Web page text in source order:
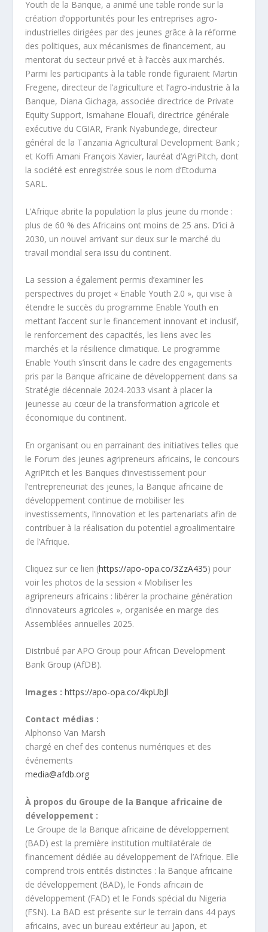
Youth de la Banque, a animé une table ronde sur la
création d’opportunités pour les entreprises agro-
industrielles dirigées par des jeunes grâce à la réforme
des politiques, aux mécanismes de financement, au
mentorat du secteur privé et à l’accès aux marchés.
Parmi les participants à la table ronde figuraient Martin
Fregene, directeur de l’agriculture et l’agro-industrie à la
Banque, Diana Gichaga, associée directrice de Private
Equity Support, Ismahane Elouafi, directrice générale
exécutive du CGIAR, Frank Nyabundege, directeur
général de la Tanzania Agricultural Development Bank ;
et Koffi Amani François Xavier, lauréat d’AgriPitch, dont
la société est enregistrée sous le nom d’Etoduma
SARL.
L’Afrique abrite la population la plus jeune du monde :
plus de 60 % des Africains ont moins de 25 ans. D’ici à
2030, un nouvel arrivant sur deux sur le marché du
travail mondial sera issu du continent.
La session a également permis d’examiner les
perspectives du projet « Enable Youth 2.0 », qui vise à
étendre le succès du programme Enable Youth en
mettant l’accent sur le financement innovant et inclusif,
le renforcement des capacités, les liens avec les
marchés et la résilience climatique. Le programme
Enable Youth s’inscrit dans le cadre des engagements
pris par la Banque africaine de développement dans sa
Stratégie décennale 2024-2033 visant à placer la
jeunesse au cœur de la transformation agricole et
économique du continent.
En organisant ou en parrainant des initiatives telles que
le Forum des jeunes agripreneurs africains, le concours
AgriPitch et les Banques d’investissement pour
l’entrepreneuriat des jeunes, la Banque africaine de
développement continue de mobiliser les
investissements, l’innovation et les partenariats afin de
contribuer à la réalisation du potentiel agroalimentaire
de l’Afrique.
Cliquez sur ce lien (https://apo-opa.co/3ZzA435) pour
voir les photos de la session « Mobiliser les
agripreneurs africains : libérer la prochaine génération
d’innovateurs agricoles », organisée en marge des
Assemblées annuelles 2025.
Distribué par APO Group pour African Development
Bank Group (AfDB).
Images :https://apo-opa.co/4kpUbJl
Contact médias :
Alphonso Van Marsh
chargé en chef des contenus numériques et des
événements
media@afdb.org
À propos du Groupe de la Banque africaine de
développement :
Le Groupe de la Banque africaine de développement
(BAD) est la première institution multilatérale de
financement dédiée au développement de l’Afrique. Elle
comprend trois entités distinctes : la Banque africaine
de développement (BAD), le Fonds africain de
développement (FAD) et le Fonds spécial du Nigeria
(FSN). La BAD est présente sur le terrain dans 44 pays
africains, avec un bureau extérieur au Japon, et